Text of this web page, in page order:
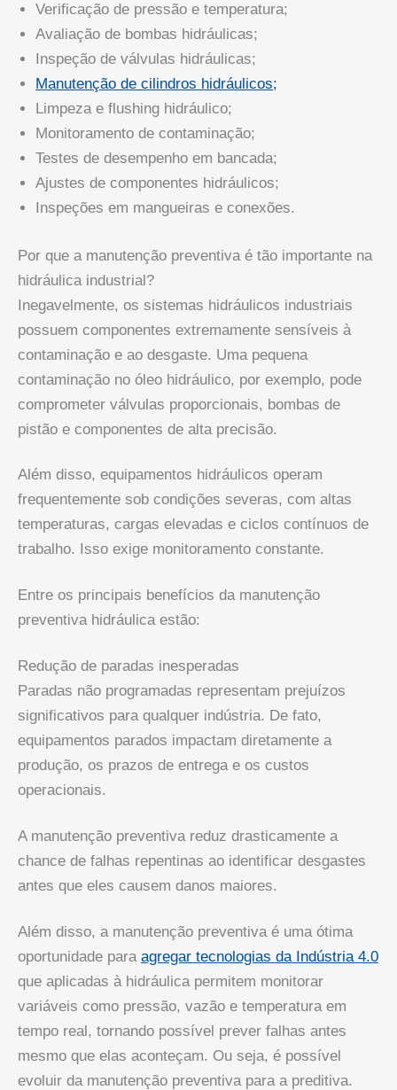
Verificação de pressão e temperatura;
Avaliação de bombas hidráulicas;
Inspeção de válvulas hidráulicas;
Manutenção de cilindros hidráulicos;
Limpeza e flushing hidráulico;
Monitoramento de contaminação;
Testes de desempenho em bancada;
Ajustes de componentes hidráulicos;
Inspeções em mangueiras e conexões.
Por que a manutenção preventiva é tão importante na
hidráulica industrial?
Inegavelmente, os sistemas hidráulicos industriais
possuem componentes extremamente sensíveis à
contaminação e ao desgaste. Uma pequena
contaminação no óleo hidráulico, por exemplo, pode
comprometer válvulas proporcionais, bombas de
pistão e componentes de alta precisão.
Além disso, equipamentos hidráulicos operam
frequentemente sob condições severas, com altas
temperaturas, cargas elevadas e ciclos contínuos de
trabalho. Isso exige monitoramento constante.
Entre os principais benefícios da manutenção
preventiva hidráulica estão:
Redução de paradas inesperadas
Paradas não programadas representam prejuízos
significativos para qualquer indústria. De fato,
equipamentos parados impactam diretamente a
produção, os prazos de entrega e os custos
operacionais.
A manutenção preventiva reduz drasticamente a
chance de falhas repentinas ao identificar desgastes
antes que eles causem danos maiores.
Além disso, a manutenção preventiva é uma ótima
oportunidade para agregar tecnologias da Indústria 4.0
que aplicadas à hidráulica permitem monitorar
variáveis como pressão, vazão e temperatura em
tempo real, tornando possível prever falhas antes
mesmo que elas aconteçam. Ou seja, é possível
evoluir da manutenção preventiva para a preditiva.